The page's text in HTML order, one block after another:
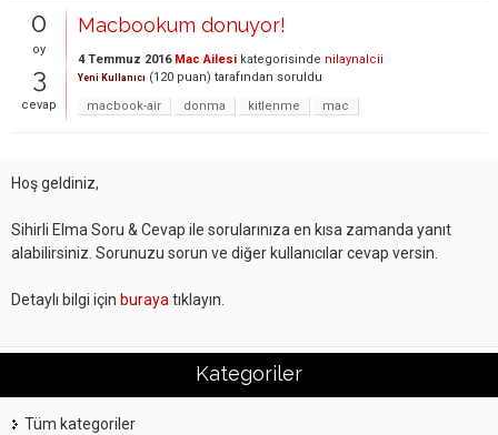
0
oy
3
cevap
Macbookum donuyor!
4 Temmuz 2016 Mac Ailesi kategorisinde nilaynalcii
Yeni Kullanıcı (120 puan) tarafından soruldu
macbook-air
donma kitlenme mac
Hoş geldiniz,
Sihirli Elma Soru & Cevap ile sorularınıza en kısa zamanda yanıt
alabilirsiniz. Sorunuzu sorun ve diğer kullanıcılar cevap versin.
Detaylı bilgi için buraya tıklayın.
Kategoriler
Tüm kategoriler